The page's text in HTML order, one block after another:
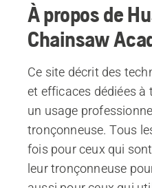
À propos de
Chainsaw
Ce site décrit des
et efficaces dédiées
un usage
tronçonneuse. Tous
fois pour ceux qui
leur tronçonneuse